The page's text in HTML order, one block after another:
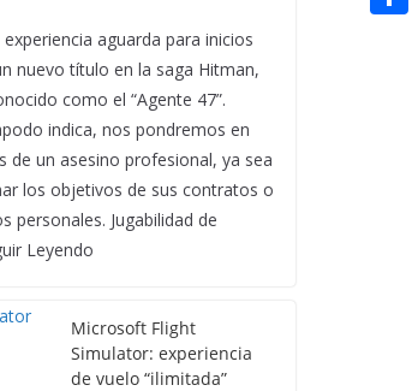
aguarda para inicios
nuevo título en la saga Hitman,
como el “Agente 47”.
indica, nos pondremos en
de un asesino profesional, ya sea
los objetivos de sus contratos o
personales. Jugabilidad de
Leyendo
Microsoft Flight
Simulator: experiencia
de vuelo “ilimitada”
n
a